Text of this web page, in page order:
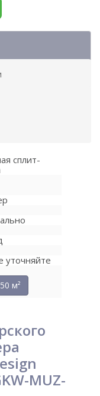
сплит-
уточняйте
50 м²
MUZ-